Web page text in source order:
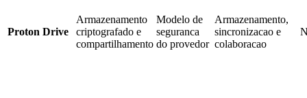
Proton Drive
Armazenamento
criptografado e
compartilhamento
Modelo de
seguranca
do provedor
Armazenamento,
sincronizacao e
colaboracao